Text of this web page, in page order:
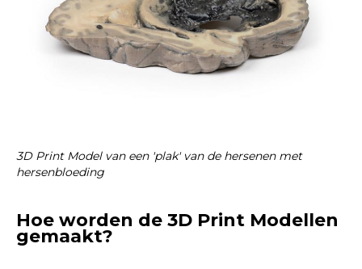
3D Print Model van een 'plak' van de hersenen met
hersenbloeding
Hoe worden de 3D Print Modellen
gemaakt?